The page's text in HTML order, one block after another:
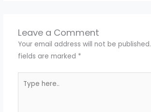
Leave a Comment
Your email address will not be published.
fields are marked *
here..